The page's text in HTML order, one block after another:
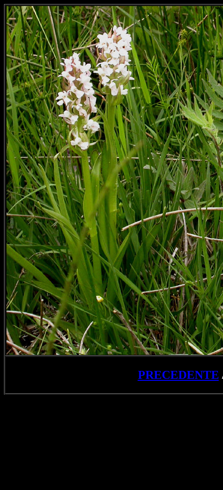
PRECEDENTE